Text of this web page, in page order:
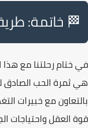
🏁 خاتمة:
في ختام رحلتنا مع هذا
هي ثمرة الحب الصادق
بالتعاون مع خبيرات
قوة العقل واحتياجات